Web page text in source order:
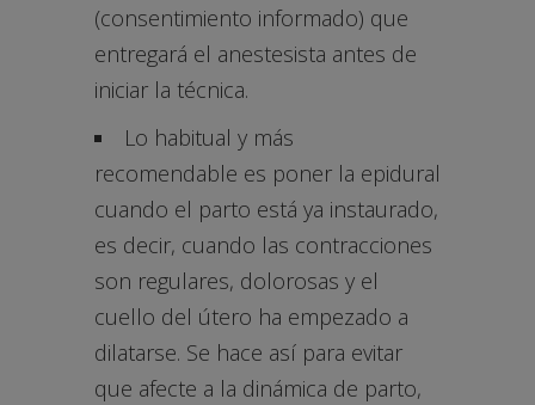
(consentimiento informado) que
entregará el anestesista antes de
iniciar la técnica.
Lo habitual y más
recomendable es poner la epidural
cuando el parto está ya instaurado,
es decir, cuando las contracciones
son regulares, dolorosas y el
cuello del útero ha empezado a
dilatarse. Se hace así para evitar
que afecte a la dinámica de parto,